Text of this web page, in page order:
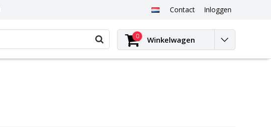
Contact Inloggen
0 Winkelwagen